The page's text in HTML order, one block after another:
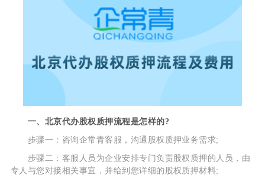
一、北京代办股权质押流程是怎样的?
步骤一：咨询企常青客服，沟通股权质押业务需求;
步骤二：客服人员为企业安排专门负责股权质押的人员，由
专人与您对接相关事宜，并给到您详细的股权质押材料;